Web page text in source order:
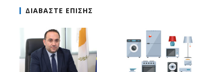
ΔΙΑΒΑΣΤΕ ΕΠΙΣΗΣ